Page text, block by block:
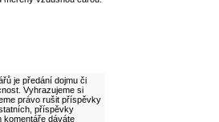
je předání dojmu či
Vyhrazujeme si
právo rušit příspěvky
příspěvky
komentáře dáváte